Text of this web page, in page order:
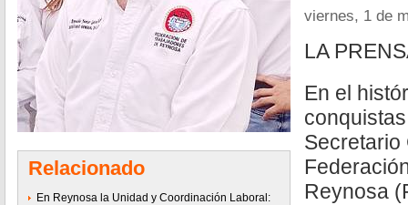
Relacionado
En Reynosa la Unidad y Coordinación Laboral:
viernes, 1 de
LA
En el
Secretario
Reynosa